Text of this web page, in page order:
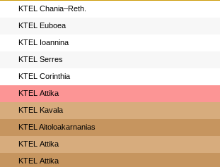
KTEL Chania–Reth.
ΚΤΕL Euboea
KTEL Ioannina
KTEL Serres
KTEL Corinthia
KΤΕL Αttika
KTEL Kavala
KTEL Aitoloakarnanias
KΤΕL Αttika
KΤΕL Αttika